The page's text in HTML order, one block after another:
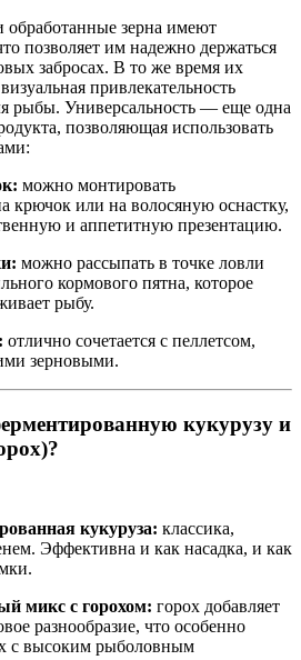
обработанные зерна имеют
позволяет им надежно держаться
забросах. В то же время их
привлекательность
рыбы. Универсальность — еще одна
позволяющая использовать
можно монтировать
крючок или на волосяную оснастку,
и аппетитную презентацию.
можно рассыпать в точке ловли
кормового пятна, которое
рыбу.
отлично сочетается с пеллетсом,
зерновыми.
кукурузу и
кукуруза: классика,
Эффективна и как насадка, и как
микс с горохом: горох добавляет
разнообразие, что особенно
с высоким рыболовным